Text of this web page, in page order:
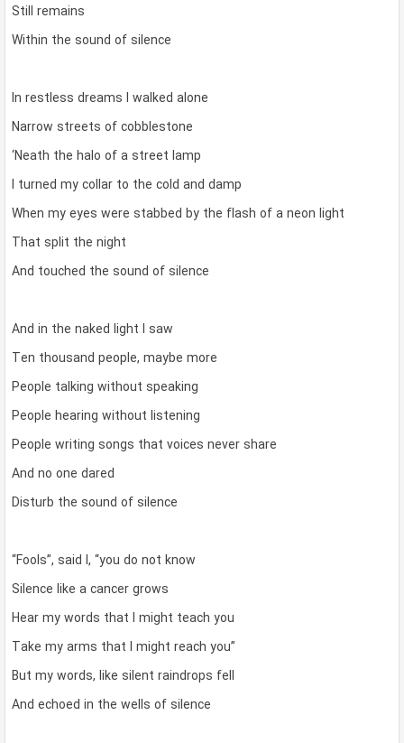
Still remains
Within the sound of silence
In restless dreams I walked alone
Narrow streets of cobblestone
‘Neath the halo of a street lamp
I turned my collar to the cold and damp
When my eyes were stabbed by the flash of a neon light
That split the night
And touched the sound of silence
And in the naked light I saw
Ten thousand people, maybe more
People talking without speaking
People hearing without listening
People writing songs that voices never share
And no one dared
Disturb the sound of silence
“Fools”, said I, “you do not know
Silence like a cancer grows
Hear my words that I might teach you
Take my arms that I might reach you”
But my words, like silent raindrops fell
And echoed in the wells of silence